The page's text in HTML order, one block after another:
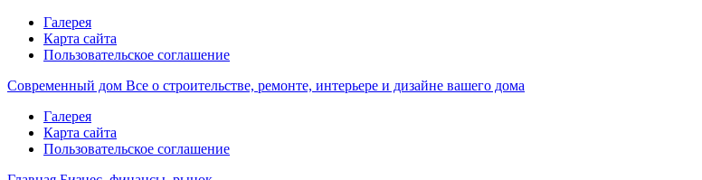
Галерея
Карта сайта
Пользовательское соглашение
Современный дом Все о строительстве, ремонте, интерьере и дизайне вашего дома
Галерея
Карта сайта
Пользовательское соглашение